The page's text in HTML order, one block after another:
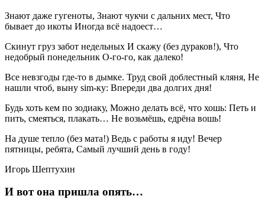
Знают даже гугеноты, Знают чукчи с дальних мест, Что
бывает до икоты Иногда всё надоест…
Скинут груз забот недельных И скажу (без дураков!), Что
недобрый понедельник О-го-го, как далеко!
Все невзгоды где-то в дымке. Труд свой доблестный кляня, Не
нашли чтоб, выну sim-ку: Впереди два долгих дня!
Будь хоть кем по зодиаку, Можно делать всё, что хошь: Петь и
пить, смеяться, плакать… Не возьмёшь, едрёна вошь!
На душе тепло (без мата!) Ведь с работы я иду! Вечер
пятницы, ребята, Самый лучший день в году!
Игорь Шептухин
И вот она пришла опять…